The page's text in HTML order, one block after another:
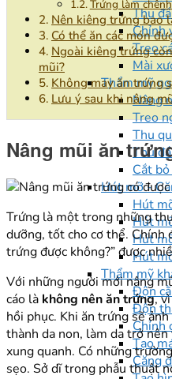
Thu
Chỉnh
Treo
Mài
Thẩm mỹ
Nâng
Treo
Thu
Thu
Cắt
Hút mỡ -
Hút
Hút
Hút
Hút
Thẩm mỹ
Độn
Độn
Chỉnh
Tạo
Căng
Trứng làm
Nên kiêng trứng bao
Có thể ăn các món
Ngoài kiêng trứng
mũi?
Không may ăn trứng
Lưu ý sau khi nâng
Nâng mũi ăn
Trứng là một trong những
dưỡng, tốt cho cơ thể. Chính
trứng được không?” được
Với những người mới nâng
cáo là không nên ăn trứng,
hồi phục. Khi ăn trứng sẽ
thành da non, làm da trở
xung quanh. Có những
sẹo. Sở dĩ trong phẫu thuật